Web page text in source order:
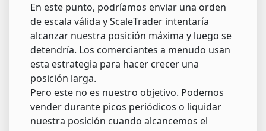
En este punto, podríamos enviar una orden
de escala válida y ScaleTrader intentaría
alcanzar nuestra posición máxima y luego se
detendría. Los comerciantes a menudo usan
esta estrategia para hacer crecer una
posición larga.
Pero este no es nuestro objetivo. Podemos
vender durante picos periódicos o liquidar
nuestra posición cuando alcancemos el